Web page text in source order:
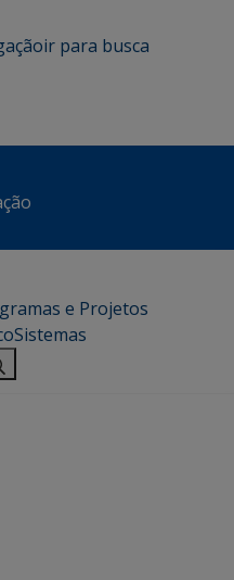
ir para busca
e Projetos
Sistemas